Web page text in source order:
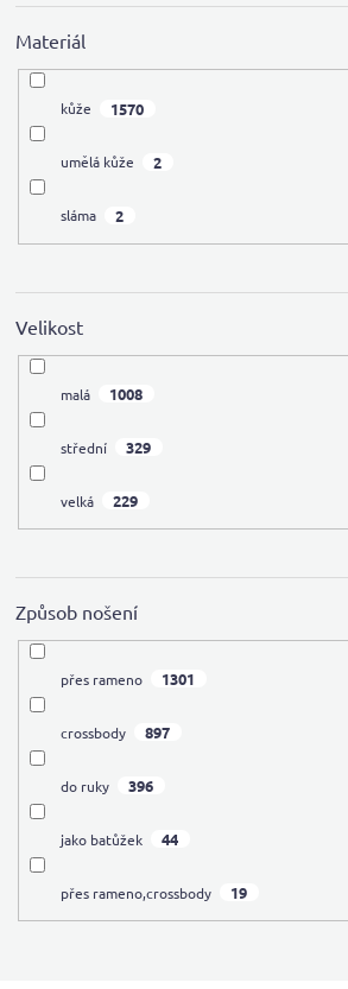
Materiál
kůže 1570
umělá kůže 2
sláma 2
Velikost
malá 1008
střední 329
velká 229
Způsob nošení
přes rameno 1301
crossbody 897
do ruky 396
jako batůžek 44
přes rameno,crossbody 19